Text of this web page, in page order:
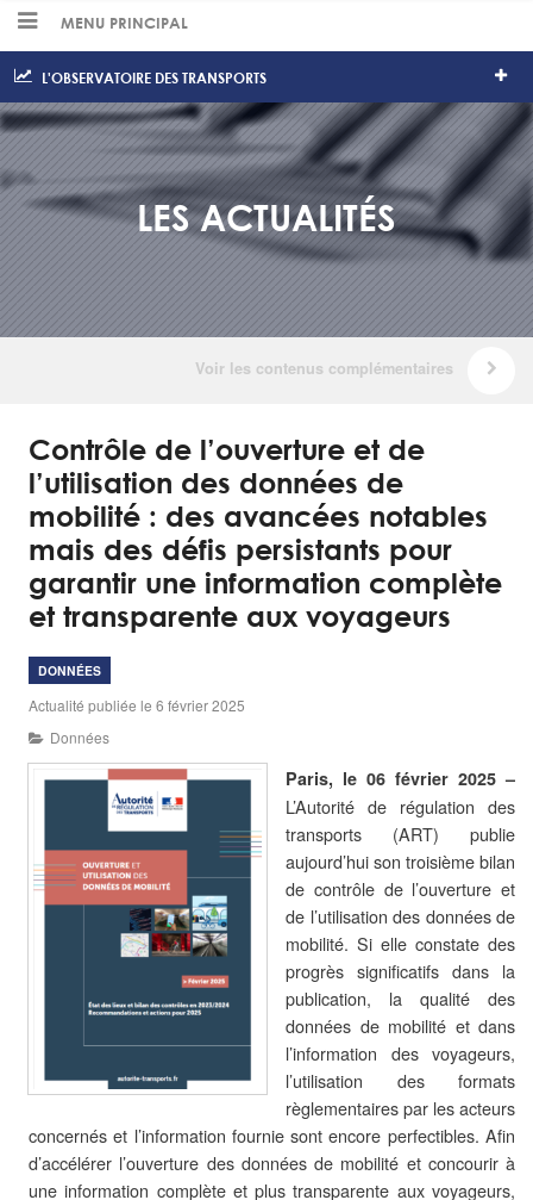
MENU PRINCIPAL
L'OBSERVATOIRE DES TRANSPORTS
LES ACTUALITÉS
Contrôle de l’ouverture et de
l’utilisation des données de
mobilité : des avancées notables
mais des défis persistants pour
garantir une information complète
et transparente aux voyageurs
DONNÉES
Actualité publiée le 6 février 2025
Données
Paris, le 06 février 2025 –
L’Autorité de régulation des
transports (ART) publie
aujourd’hui son troisième bilan
de contrôle de l’ouverture et
de l’utilisation des données de
mobilité. Si elle constate des
progrès significatifs dans la
publication, la qualité des
données de mobilité et dans
l’information des voyageurs,
l’utilisation des formats
règlementaires par les acteurs
concernés et l’information fournie sont encore perfectibles. Afin
d’accélérer l’ouverture des données de mobilité et concourir à
une information complète et plus transparente aux voyageurs,